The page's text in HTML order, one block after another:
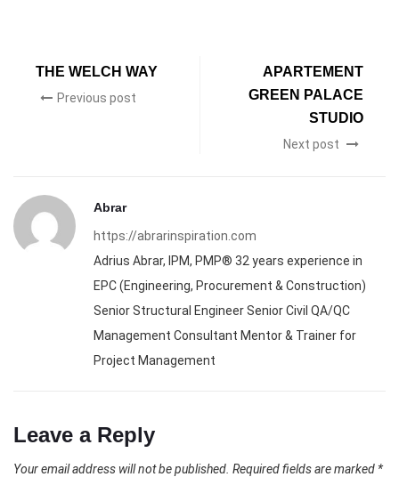
THE WELCH WAY
Previous post
APARTEMENT
GREEN PALACE
STUDIO
Next post
Abrar
https://abrarinspiration.com
Adrius Abrar, IPM, PMP® 32 years experience in
EPC (Engineering, Procurement & Construction)
Senior Structural Engineer Senior Civil QA/QC
Management Consultant Mentor & Trainer for
Project Management
Leave a Reply
Your email address will not be published. Required fields are marked *